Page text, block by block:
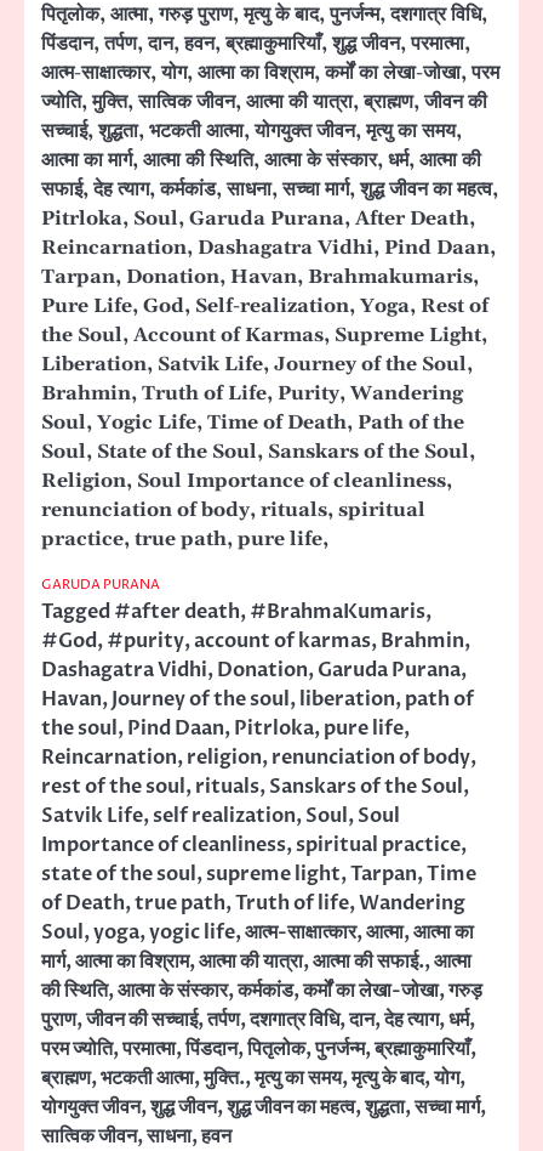
पितृलोक, आत्मा, गरुड़ पुराण, मृत्यु के बाद, पुनर्जन्म, दशगात्र विधि,
पिंडदान, तर्पण, दान, हवन, ब्रह्माकुमारियाँ, शुद्ध जीवन, परमात्मा,
आत्म-साक्षात्कार, योग, आत्मा का विश्राम, कर्मों का लेखा-जोखा, परम
ज्योति, मुक्ति, सात्विक जीवन, आत्मा की यात्रा, ब्राह्मण, जीवन की
सच्चाई, शुद्धता, भटकती आत्मा, योगयुक्त जीवन, मृत्यु का समय,
आत्मा का मार्ग, आत्मा की स्थिति, आत्मा के संस्कार, धर्म, आत्मा की
सफाई, देह त्याग, कर्मकांड, साधना, सच्चा मार्ग, शुद्ध जीवन का महत्व,
Pitrloka, Soul, Garuda Purana, After Death,
Reincarnation, Dashagatra Vidhi, Pind Daan,
Tarpan, Donation, Havan, Brahmakumaris,
Pure Life, God, Self-realization, Yoga, Rest of
the Soul, Account of Karmas, Supreme Light,
Liberation, Satvik Life, Journey of the Soul,
Brahmin, Truth of Life, Purity, Wandering
Soul, Yogic Life, Time of Death, Path of the
Soul, State of the Soul, Sanskars of the Soul,
Religion, Soul Importance of cleanliness,
renunciation of body, rituals, spiritual
practice, true path, pure life,
GARUDA PURANA
Tagged#after death,#BrahmaKumaris,
#God,#purity,account of karmas,Brahmin,
Dashagatra Vidhi,Donation,Garuda Purana,
Havan,Journey of the soul,liberation,path of
the soul,Pind Daan,Pitrloka,pure life,
Reincarnation,religion,renunciation of body,
rest of the soul,rituals,Sanskars of the Soul,
Satvik Life,self realization,Soul,Soul
Importance of cleanliness,spiritual practice,
state of the soul,supreme light,Tarpan,Time
of Death,true path,Truth of life,Wandering
Soul,yoga,yogic life,आत्म-साक्षात्कार,आत्मा,आत्मा का
मार्ग,आत्मा का विश्राम,आत्मा की यात्रा,आत्मा की सफाई.,आत्मा
की स्थिति,आत्मा के संस्कार,कर्मकांड,कर्मों का लेखा-जोखा,गरुड़
पुराण,जीवन की सच्चाई,तर्पण,दशगात्र विधि,दान,देह त्याग,धर्म,
परम ज्योति,परमात्मा,पिंडदान,पितृलोक,पुनर्जन्म,ब्रह्माकुमारियाँ,
ब्राह्मण,भटकती आत्मा,मुक्ति.,मृत्यु का समय,मृत्यु के बाद,योग,
योगयुक्त जीवन,शुद्ध जीवन,शुद्ध जीवन का महत्व,शुद्धता,सच्चा मार्ग,
सात्विक जीवन,साधना,हवन